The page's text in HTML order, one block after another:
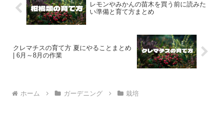
レモンやみかんの苗木を買う前に読みた
い準備と育て方まとめ
クレマチスの育て方 夏にやることまとめ
| 6月～8月の作業
ホーム ガーデニング 栽培